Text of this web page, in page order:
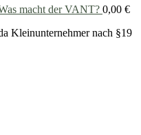
macht der VANT? 0,00 €
Kleinunternehmer nach §19